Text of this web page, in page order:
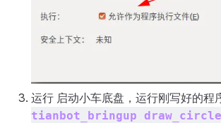
运行 启动小车底盘，运行刚写好的程
tianbot_bringup